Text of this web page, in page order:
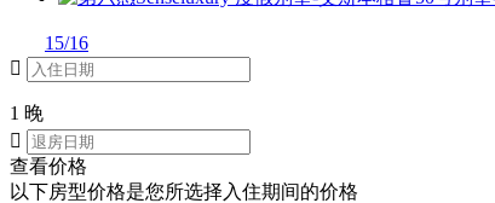
15/16

1 晚

查看价格
以下房型价格是您所选择入住期间的价格